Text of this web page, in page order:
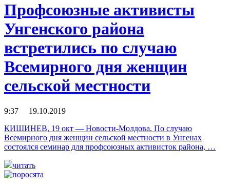
Профсоюзные активисты
Унгенского района
встретились по случаю
Всемирного дня женщин
сельской местности
9:37 19.10.2019
КИШИНЕВ, 19 окт — Новости-Молдова. По случаю
Всемирного дня женщин сельской местности в Унгенах
состоялся семинар для профсоюзных активисток района, …
читать